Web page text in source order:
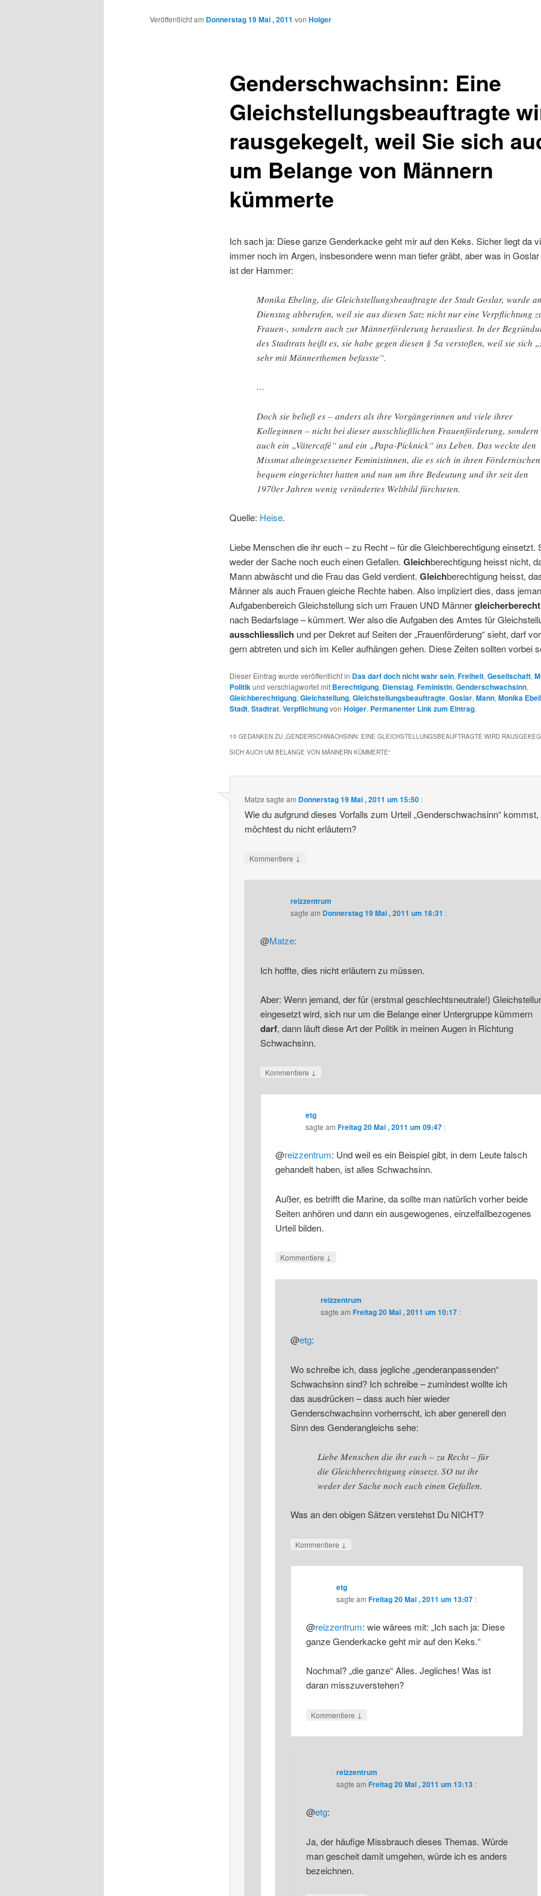
Inhalt
Genderschwachsinn: Eine
Gleichstellungsbeauftragte
rausgekegelt, weil Sie sich
um Belange von Männern
kümmerte
Veröffentlicht am Donnerstag 19 Mai , 2011 von Holger
Ich sach ja: Diese ganze Genderkacke geht mir auf den Keks. Sicher liegt da
immer noch im Argen, insbesondere wenn man tiefer gräbt, aber was in
ist der Hammer:
Monika Ebeling, die Gleichstellungsbeauftragte der Stadt Goslar, wurde
Dienstag abberufen, weil sie aus diesen Satz nicht nur eine Verpflichtung
Frauen-, sondern auch zur Männerförderung herausliest. In der
des Stadtrats heißt es, sie habe gegen diesen § 5a verstoßen, weil sie sich
sehr mit Männerthemen befasste“.
…
Doch sie beließ es – anders als ihre Vorgängerinnen und viele ihrer
Kolleginnen – nicht bei dieser ausschließlichen Frauenförderung,
auch ein „Vätercafé“ und ein „Papa-Picknick“ ins Leben. Das weckte den
Missmut alteingesessener Feministinnen, die es sich in ihren Fördernischen
bequem eingerichtet hatten und nun um ihre Bedeutung und ihr seit den
1970er Jahren wenig verändertes Weltbild fürchteten.
Quelle: Heise.
Liebe Menschen die ihr euch – zu Recht – für die Gleichberechtigung einsetzt.
weder der Sache noch euch einen Gefallen. Gleichberechtigung heisst nicht,
Mann abwäscht und die Frau das Geld verdient. Gleichberechtigung heisst,
Männer als auch Frauen gleiche Rechte haben. Also impliziert dies, dass
Aufgabenbereich Gleichstellung sich um Frauen UND Männer
nach Bedarfslage – kümmert. Wer also die Aufgaben des Amtes für
ausschliesslich und per Dekret auf Seiten der „Frauenförderung“ sieht, darf
gern abtreten und sich im Keller aufhängen gehen. Diese Zeiten sollten vorbei
Dieser Eintrag wurde veröffentlicht in Das darf doch nicht wahr sein, Freiheit, Gesellschaft,
Politikund verschlagwortet mit Berechtigung, Dienstag, Feministin, Genderschwachsinn,
Gleichberechtigung, Gleichstellung, Gleichstellungsbeauftragte, Goslar, Mann, Monika
Stadt, Stadtrat, Verpflichtungvon Holger. Permanenter Link zum Eintrag.
10 GEDANKEN ZU „GENDERSCHWACHSINN: EINE GLEICHSTELLUNGSBEAUFTRAGTE WIRD
SICH AUCH UM BELANGE VON MÄNNERN KÜMMERTE“
Matze sagte am Donnerstag 19 Mai , 2011 um 15:50 :
Wie du aufgrund dieses Vorfalls zum Urteil „Genderschwachsinn“ kommst,
möchtest du nicht erläutern?
Kommentiere ↓
reizzentrum
sagte am Donnerstag 19 Mai , 2011 um 18:31 :
@Matze:
Ich hoffte, dies nicht erläutern zu müssen.
Aber: Wenn jemand, der für (erstmal geschlechtsneutrale!)
eingesetzt wird, sich nur um die Belange einer Untergruppe kümmern
darf, dann läuft diese Art der Politik in meinen Augen in Richtung
Schwachsinn.
Kommentiere ↓
etg
sagte am Freitag 20 Mai , 2011 um 09:47 :
@reizzentrum: Und weil es ein Beispiel gibt, in dem Leute falsch
gehandelt haben, ist alles Schwachsinn.
Außer, es betrifft die Marine, da sollte man natürlich vorher beide
Seiten anhören und dann ein ausgewogenes, einzelfallbezogenes
Urteil bilden.
Kommentiere ↓
reizzentrum
sagte amFreitag 20 Mai , 2011 um 10:17 :
@etg:
Wo schreibe ich, dass jegliche „genderanpassenden“
Schwachsinn sind? Ich schreibe – zumindest wollte ich
das ausdrücken – dass auch hier wieder
Genderschwachsinn vorherrscht, ich aber generell den
Sinn des Genderangleichs sehe:
Liebe Menschen die ihr euch – zu Recht – für
die Gleichberechtigung einsetzt. SO tut ihr
weder der Sache noch euch einen Gefallen.
Was an den obigen Sätzen verstehst Du NICHT?
Kommentiere ↓
etg
sagte am Freitag 20 Mai , 2011 um 13:07 :
@reizzentrum: wie wärees mit: „Ich sach ja: Diese
ganze Genderkacke geht mir auf den Keks.“
Nochmal? „die ganze“ Alles. Jegliches! Was ist
daran misszuverstehen?
Kommentiere ↓
reizzentrum
sagte am Freitag 20 Mai , 2011 um 13:13 :
@etg:
Ja, der häufige Missbrauch dieses Themas. Würde
man gescheit damit umgehen, würde ich es anders
bezeichnen.